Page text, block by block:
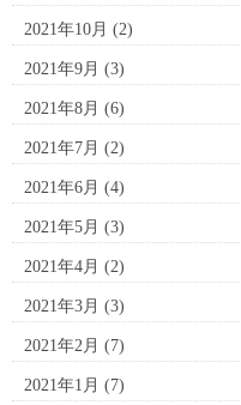
2021年10月 (2)
2021年9月 (3)
2021年8月 (6)
2021年7月 (2)
2021年6月 (4)
2021年5月 (3)
2021年4月 (2)
2021年3月 (3)
2021年2月 (7)
2021年1月 (7)